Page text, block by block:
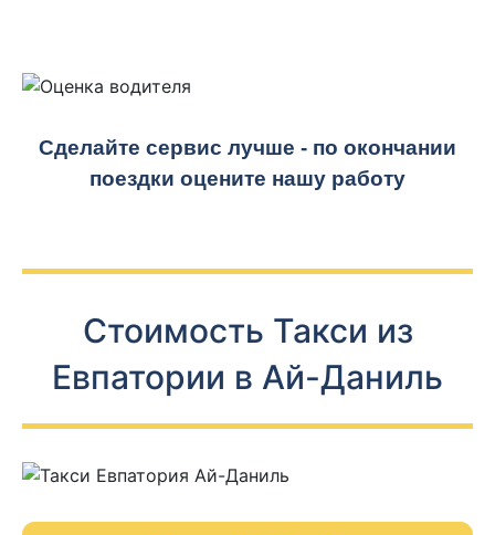
Сделайте сервис лучше - по окончании
поездки оцените нашу работу
Стоимость Такси из
Евпатории в Ай-Даниль